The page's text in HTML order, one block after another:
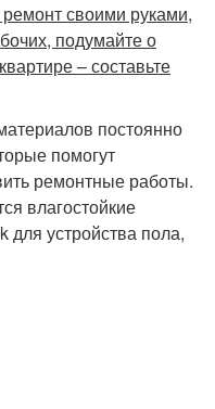
своими руками,
подумайте о
– составьте
постоянно
помогут
ремонтные работы.
влагостойкие
устройства пола,